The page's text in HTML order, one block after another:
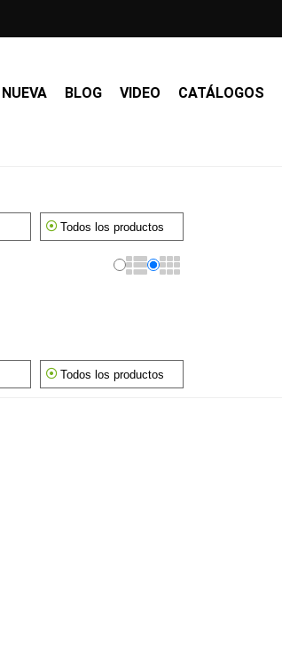
NUEVA BLOG VIDEO CATÁLOGOS
Todos los productos
Todos los productos